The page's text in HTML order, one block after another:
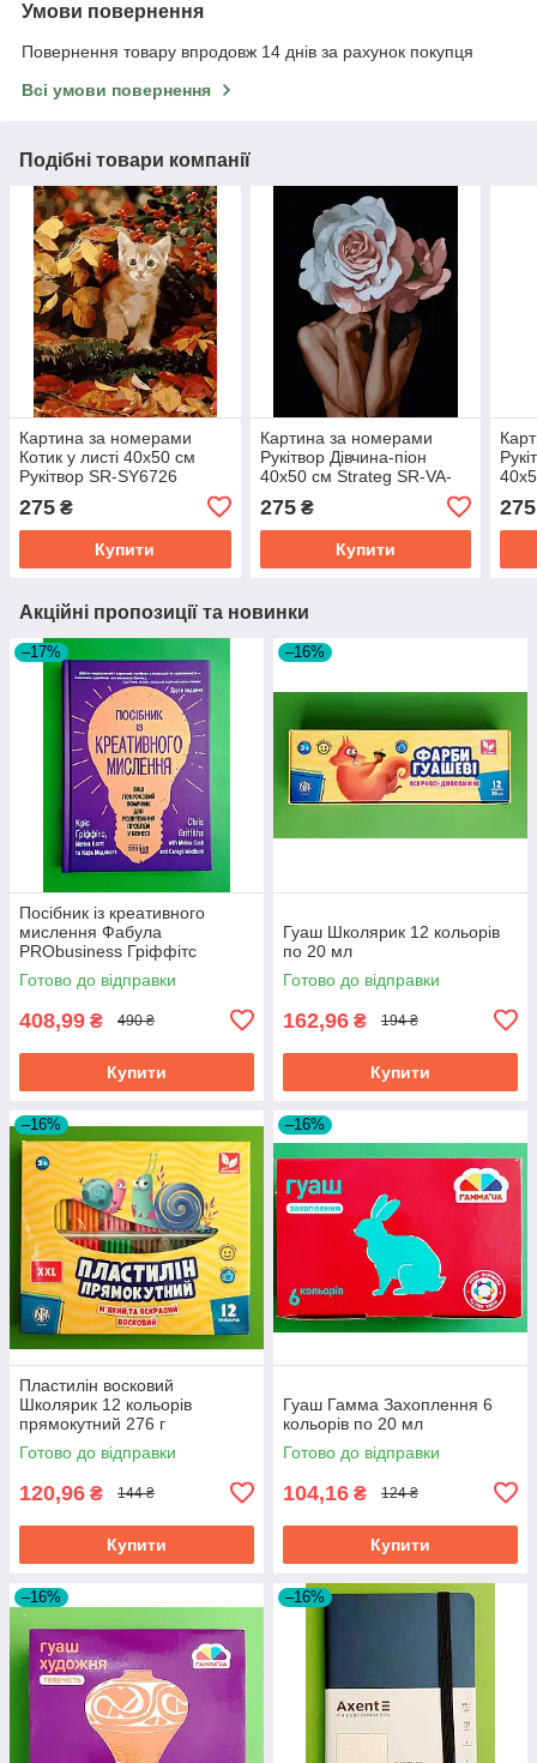
Умови повернення
Повернення товару впродовж 14 днів за рахунок покупця
Всі умови повернення
Подібні товари компанії
Картина за номерами
Котик у листі 40х50 см
Рукітвор SR-SY6726
275 ₴
Купити
Картина за номерами
Рукітвор Дівчина-піон
40x50 см Strateg SR-VA-
275₴
Купити
275
Акційні пропозиції та новинки
–17%
Посібник із креативного
мислення Фабула
PRObusiness Гріффітс
фіолетова
Готово до відправки
408,99 ₴ 490 ₴
Купити
–16%
Гуаш Школярик 12 кольорів
по 20 мл
Готово до відправки
162,96 ₴ 194 ₴
Купити
–16%
Пластилін восковий
Школярик 12 кольорів
прямокутний 276 г
Готово до відправки
120,96 ₴ 144 ₴
Купити
–16%
Гуаш Гамма Захоплення 6
кольорів по 20 мл
Готово до відправки
104,16 ₴ 124 ₴
Купити
–16% –16%